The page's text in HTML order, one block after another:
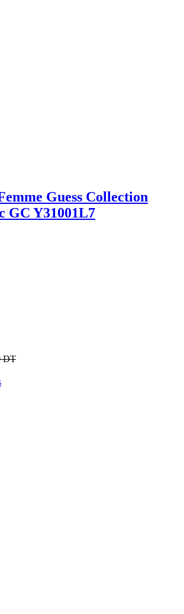
Guess Collection
GC Y31001L7
DT